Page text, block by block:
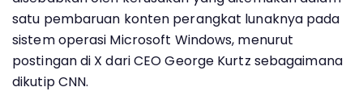
satu pembaruan konten perangkat lunaknya pada
sistem operasi Microsoft Windows, menurut
postingan di X dari CEO George Kurtz sebagaimana
dikutip CNN.